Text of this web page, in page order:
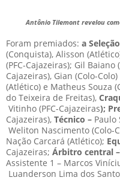
Antônio Tilemont revelou
Foram premiados: a
(Conquista), Alisson
(PFC-Cajazeiras); Gil Baiano
Cajazeiras), Gian (Colo-
(Atlético) e Matheus Souza
do Teixeira de Freitas),
Vitinho (PFC-Cajazeiras);
Cajazeiras), Técnico – Paulo
Weliton Nascimento (Colo-
Nação Carcará (Atlético);
Cajazeiras; Árbitro central –
Assistente 1 – Marcos
Luanderson Lima dos